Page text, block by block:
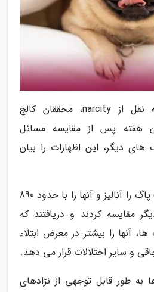
به گزارش خبرنگاران به نقل از narcity، محققان کالج
هفته پس از مقایسه مسائل
دیگر، این اظهارات را بیان
آنها بیش از 16 هزار سگ پاگ را آنالیز و آنها را با حدود 890
مقایسه کردند و دریافتند که
آنها را بیشتر در معرض ابتلاء
و سایر اختلالات قرار می دهد.
به طور قابل توجهی از نژادهای